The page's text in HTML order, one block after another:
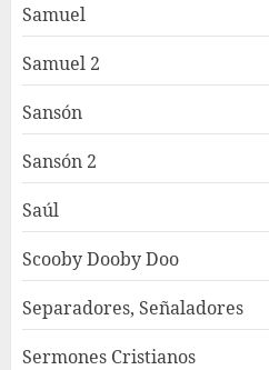
Samuel
Samuel 2
Sansón
Sansón 2
Saúl
Scooby Dooby Doo
Separadores, Señaladores
Sermones Cristianos